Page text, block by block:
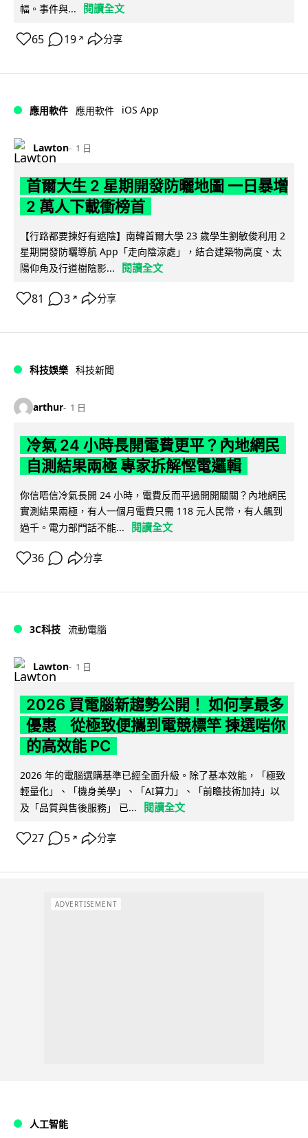
幅。事件與...
閱讀全文
65 19 ↗ 分享
應用軟件 應用軟件 iOS App
Lawton 1 日
首爾大生 2 星期開發防曬地圖 一日暴增
2 萬人下載衝榜首
【行路都要揀好有遮陰】南韓首爾大學 23 歲學生劉敏俊利用 2
星期開發防曬導航 App「走向陰涼處」，結合建築物高度、太
陽仰角及行道樹陰影...
閱讀全文
81 3 ↗ 分享
科技娛樂 科技新聞
arthur 1 日
冷氣 24 小時長開電費更平？內地網民
自測結果兩極 專家拆解慳電邏輯
你信唔信冷氣長開 24 小時，電費反而平過開開關關？內地網民
實測結果兩極，有人一個月電費只需 118 元人民幣，有人飆到
過千。電力部門話不能...
閱讀全文
36 分享
3C科技 流動電腦
Lawton 1 日
2026 買電腦新趨勢公開！ 如何享最多
優惠 從極致便攜到電競標竿 揀選啱你
的高效能 PC
2026 年的電腦選購基準已經全面升級。除了基本效能，「極致
輕量化」、「機身美學」、「AI算力」、「前瞻技術加持」以
及「品質與售後服務」 已...
閱讀全文
27 5 ↗ 分享
ADVERTISEMENT
人工智能